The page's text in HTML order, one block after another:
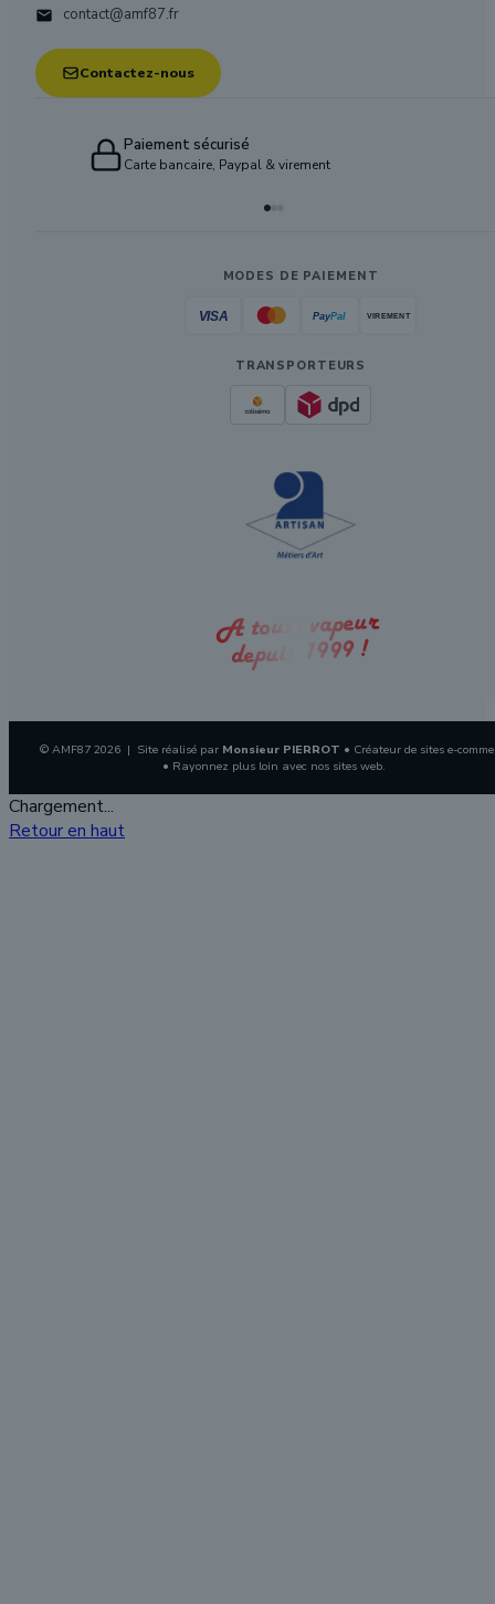
 contact@amf87.fr
Contactez-nous
Paiement sécurisé
Carte bancaire, Paypal & virement
MODES DE PAIEMENT
TRANSPORTEURS
A toute vapeur
depuis 1999 !
© AMF87 2026 | Site réalisé par Monsieur PIERROT • Créateur de sites e-
• Rayonnez plus loin avec nos sites web.
Chargement...
Retour en haut